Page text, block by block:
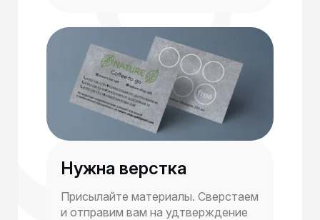
Нужна верстка
Присылайте материалы. Сверстаем
и отправим вам на удтверждение